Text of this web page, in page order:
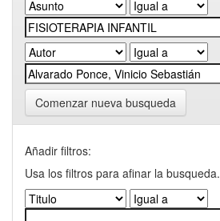
Comenzar nueva busqueda
Añadir filtros:
Usa los filtros para afinar la busqueda.